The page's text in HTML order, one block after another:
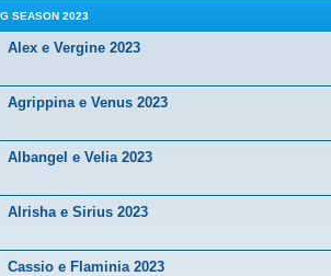
SEASON 2023
Alex e Vergine 2023
Agrippina e Venus 2023
Albangel e Velia 2023
Alrisha e Sirius 2023
Cassio e Flaminia 2023